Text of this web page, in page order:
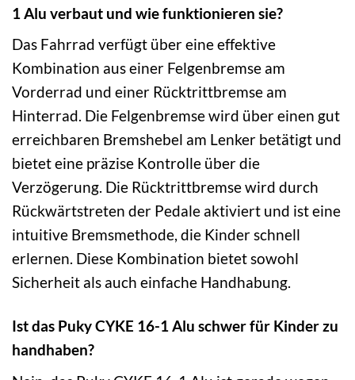
1 Alu verbaut und wie funktionieren sie?
Das Fahrrad verfügt über eine effektive
Kombination aus einer Felgenbremse am
Vorderrad und einer Rücktrittbremse am
Hinterrad. Die Felgenbremse wird über einen gut
erreichbaren Bremshebel am Lenker betätigt und
bietet eine präzise Kontrolle über die
Verzögerung. Die Rücktrittbremse wird durch
Rückwärtstreten der Pedale aktiviert und ist eine
intuitive Bremsmethode, die Kinder schnell
erlernen. Diese Kombination bietet sowohl
Sicherheit als auch einfache Handhabung.
Ist das Puky CYKE 16-1 Alu schwer für Kinder zu
handhaben?